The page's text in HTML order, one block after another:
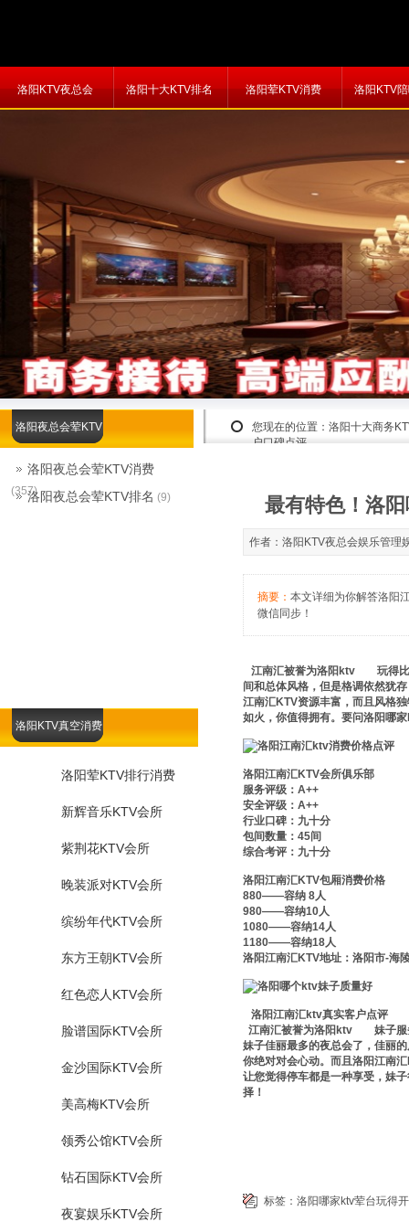
洛阳KTV夜总会 洛阳十大KTV排名 洛阳荤KTV消费 洛阳KTV
您现在的位置： 洛阳十大商务
户口碑点评
洛阳KTV真空消费
洛阳荤KTV排行消费
新辉音乐KTV会所
紫荆花KTV会所
晚装派对KTV会所
缤纷年代KTV会所
东方王朝KTV会所
红色恋人KTV会所
脸谱国际KTV会所
金沙国际KTV会所
美高梅KTV会所
领秀公馆KTV会所
钻石国际KTV会所
夜宴娱乐KTV会所
最有特色！洛
作者：洛阳KTV夜总会娱乐管
摘要： 本文详细为你解答洛阳
微信同步！
江南汇被誉为洛阳ktv
玩得
间和总体风格，但是格调依然犹
江南汇KTV资源丰富，而且风格
如火，你值得拥有。要问洛阳哪
洛阳江南汇KTV会所俱乐部
服务评级：A++
安全评级：A++
行业口碑：九十分
包间数量：45间
综合考评：九十分
洛阳江南汇KTV包厢消费价格
880——容纳 8人
980——容纳10人
1080——容纳14人
1180——容纳18人
洛阳江南汇KTV地址：洛阳市-海
洛阳江南汇ktv真实客户点评
江南汇被誉为洛阳ktv
妹子
妹子佳丽最多的夜总会了，佳丽
你绝对对会心动。而且洛阳江南
让您觉得停车都是一种享受，妹
择！
标签： 洛阳哪家ktv荤台玩得
洛阳夜总会荤KTV
洛阳夜总会荤KTV消费
(357)洛阳夜总会荤KTV排名 (9)